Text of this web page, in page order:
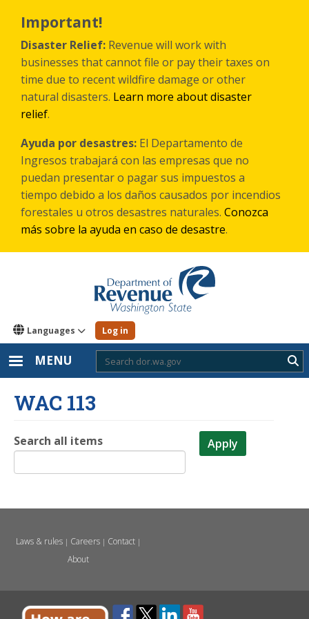
main
content
Important!
Disaster Relief: Revenue will work with
businesses that cannot file or pay their taxes on
time due to recent wildfire damage or other
natural disasters. Learn more about disaster
relief.
Ayuda por desastres: El Departamento de
Ingresos trabajará con las empresas que no
puedan presentar o pagar sus impuestos a
tiempo debido a los daños causados por incendios
forestales u otros desastres naturales. Conozca
más sobre la ayuda en caso de desastre.
Languages Log in
MENU
WAC 113
Search all items Apply
Laws & rules| Careers| Contact|
About